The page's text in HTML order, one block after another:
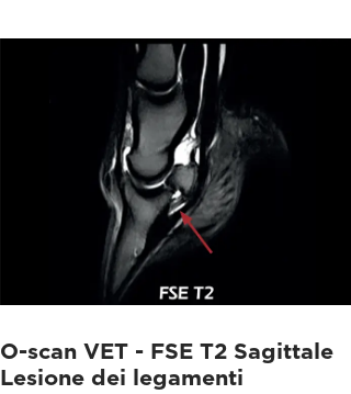
O-scan VET - FSE T2 Sagittale
Lesione dei legamenti